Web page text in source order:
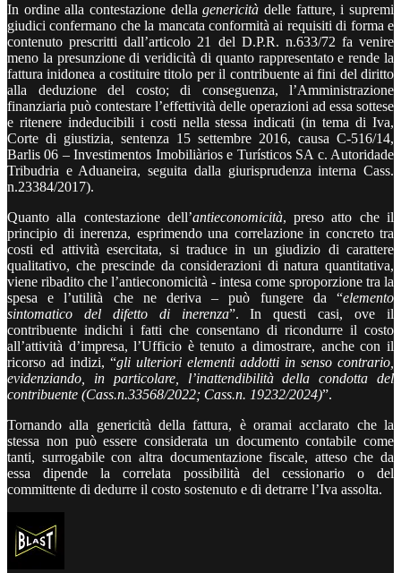
In ordine alla contestazione dellagenericità delle fatture, i supremi
giudici confermano che la mancata conformità ai requisiti di forma e
contenuto prescritti dall’articolo 21 del D.P.R. n.633/72 fa venire
meno la presunzione di veridicità di quanto rappresentato e rende la
fattura inidonea a costituire titolo per il contribuente ai fini del diritto
alla deduzione del costo; di conseguenza, l’Amministrazione
finanziaria può contestare l’effettività delle operazioni ad essa sottese
e ritenere indeducibili i costi nella stessa indicati (in tema di Iva,
Corte di giustizia, sentenza 15 settembre 2016, causa C-516/14,
Barlis 06 – Investimentos Imobiliàrios e Turísticos SA c. Autoridade
Tribudria e Aduaneira, seguita dalla giurisprudenza interna Cass.
n.23384/2017).
Quanto alla contestazione dell’antieconomicità, preso atto che il
principio di inerenza, esprimendo una correlazione in concreto tra
costi ed attività esercitata, si traduce in un giudizio di carattere
qualitativo, che prescinde da considerazioni di natura quantitativa,
viene ribadito che l’antieconomicità - intesa come sproporzione tra la
spesa e l’utilità che ne deriva – può fungere da “elemento
sintomatico del difetto di inerenza”. In questi casi, ove il
contribuente indichi i fatti che consentano di ricondurre il costo
all’attività d’impresa, l’Ufficio è tenuto a dimostrare, anche con il
ricorso ad indizi, “gli ulteriori elementi addotti in senso contrario,
evidenziando, in particolare, l’inattendibilità della condotta del
contribuente (Cass.n.33568/2022; Cass.n. 19232/2024)”.
Tornando alla genericità della fattura, è oramai acclarato che la
stessa non può essere considerata un documento contabile come
tanti, surrogabile con altra documentazione fiscale, atteso che da
essa dipende la correlata possibilità del cessionario o del
committente di dedurre il costo sostenuto e di detrarre l’Iva assolta.